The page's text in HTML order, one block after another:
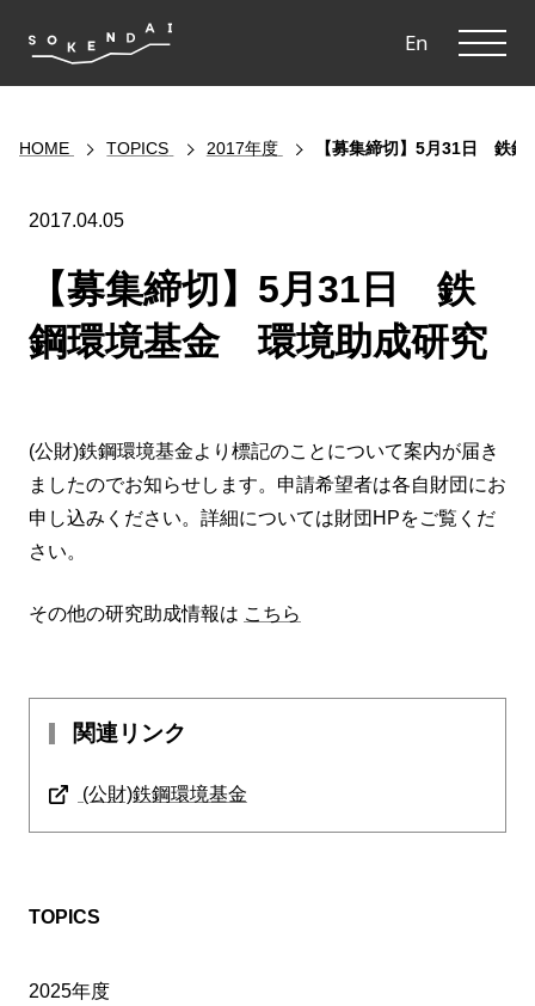
En
HOME TOPICS 2017年度 【募集締切】5月31日 鉄
2017.04.05
【募集締切】5月31日 鉄
鋼環境基金 環境助成研究
(公財)鉄鋼環境基金より標記のことについて案内が届き
ましたのでお知らせします。申請希望者は各自財団にお
申し込みください。詳細については財団HPをご覧くだ
さい。
その他の研究助成情報は こちら
関連リンク
(公財)鉄鋼環境基金
TOPICS
2025年度